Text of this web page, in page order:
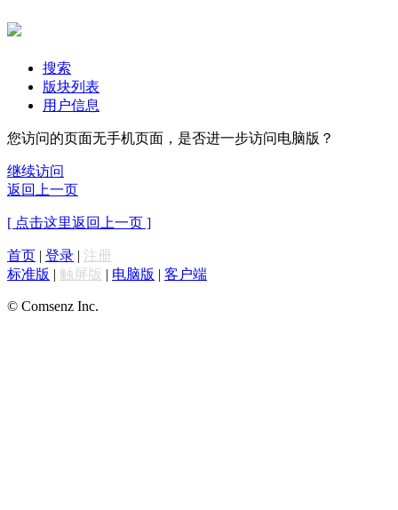
搜索
版块列表
用户信息
您访问的页面无手机页面，是否进一步访问电脑版？
继续访问
返回上一页
[ 点击这里返回上一页 ]
首页 | 登录 | 注册
标准版 | 触屏版 | 电脑版 | 客户端
© Comsenz Inc.